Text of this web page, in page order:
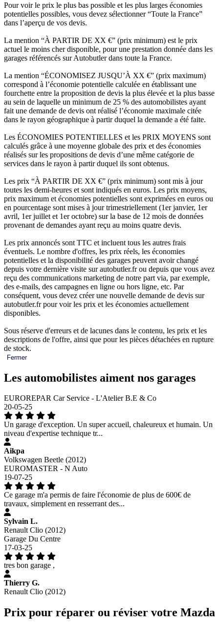
Pour voir le prix le plus bas possible et les plus larges économies
potentielles possibles, vous devez sélectionner “Toute la France”
dans l’aperçu de vos devis.
La mention “À PARTIR DE XX €” (prix minimum) est le prix
actuel le moins cher disponible, pour une prestation donnée dans les
garages référencés sur Autobutler dans toute la France.
La mention “ÉCONOMISEZ JUSQU’À XX €” (prix maximum)
correspond à l’économie potentielle calculée en établissant une
fourchette entre la proposition de devis la plus élevée et la plus basse
au sein de laquelle un minimum de 25 % des automobilistes ayant
fait une demande de devis ont réalisé l’économie maximale citée
dans le rayon géographique à partir duquel la demande a été faite.
Les ÉCONOMIES POTENTIELLES et les PRIX MOYENS sont
calculés grâce à une moyenne globale des prix et des économies
réalisés sur les propositions de devis d’une même catégorie de
services dans le rayon à partir duquel ils sont obtenus.
Les prix “À PARTIR DE XX €” (prix minimum) sont mis à jour
toutes les demi-heures et sont indiqués en euros. Les prix moyens,
prix maximum et économies potentielles sont exprimées en euros ou
en pourcentage sont mises à jour trimestriellement (1er janvier, 1er
avril, 1er juillet et 1er octobre) sur la base de 12 mois de données
provenant de demandes ayant reçu au moins quatre devis.
Les prix annoncés sont TTC et incluent tous les autres frais
éventuels. Le nombre d'offres, les prix réels, les économies
potentielles et la disponibilité des garages peuvent avoir changé
depuis votre dernière visite sur autobutler.fr ou depuis que vous avez
reçu des communications marketing de notre part via, par exemple,
des e-mails, des campagnes en ligne ou hors ligne, etc. Par
conséquent, vous devez créer une nouvelle demande de devis sur
autobutler.fr pour voir les prix et les économies actuellement
disponibles.
Sous réserve d'erreurs et de lacunes dans le contenu, les prix et les
descriptions de l'offre, ainsi que pour les pièces détachées en rupture
de stock.
Fermer
Les automobilistes aiment nos garages
EUROREPAR Car Service - L'Atelier B.E & Co
20-05-25
Un garage d'exception. Un super accueil, chaleureux et humain. Un
niveau d'expertise technique tr...
Aikpa
Volkswagen Beetle (2012)
EUROMASTER - N Auto
19-07-25
Ce garage m'a permis de faire l'économie de plus de 600€ de
travaux, simplement en resserrant des...
Sylvain L.
Renault Clio (2012)
Garage Du Centre
17-03-25
tres bon garage ,
Thierry G.
Renault Clio (2012)
Prix pour réparer ou réviser votre Mazda